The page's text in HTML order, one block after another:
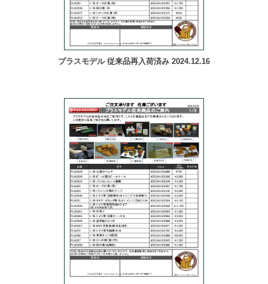
プラスモデル 従来品再入荷済み 2024.12.16